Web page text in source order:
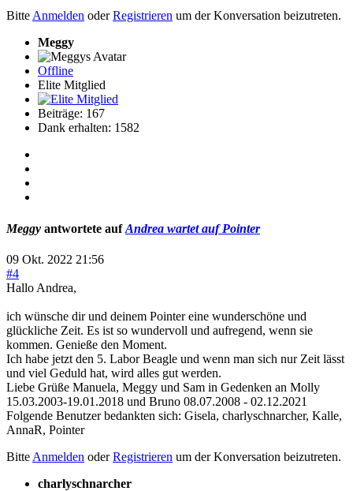
BitteAnmelden oderRegistrieren um der Konversation beizutreten.
Meggy
Offline
Elite Mitglied
Beiträge: 167
Dank erhalten: 1582
Meggy antwortete aufAndrea wartet auf Pointer
09 Okt. 2022 21:56
#4
Hallo Andrea,
ich wünsche dir und deinem Pointer eine wunderschöne und
glückliche Zeit. Es ist so wundervoll und aufregend, wenn sie
kommen. Genieße den Moment.
Ich habe jetzt den 5. Labor Beagle und wenn man sich nur Zeit lässt
und viel Geduld hat, wird alles gut werden.
Liebe Grüße Manuela, Meggy und Sam in Gedenken an Molly
15.03.2003-19.01.2018 und Bruno 08.07.2008 - 02.12.2021
Folgende Benutzer bedankten sich: Gisela, charlyschnarcher, Kalle,
AnnaR, Pointer
Bitte Anmelden oderRegistrieren um der Konversation beizutreten.
charlyschnarcher